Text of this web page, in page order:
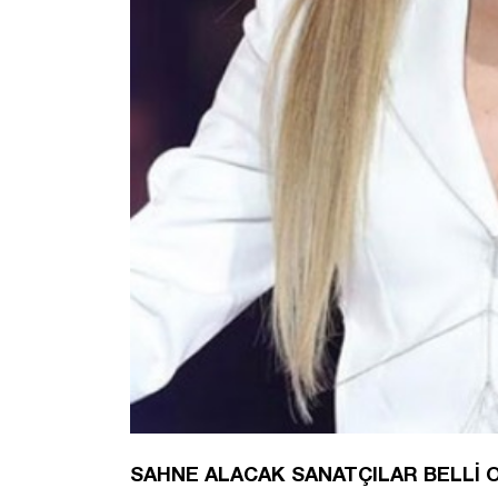
SAHNE ALACAK SANATÇILAR BELLİ